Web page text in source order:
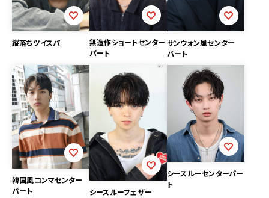
縦落ちツイスパ
無造作ショートセンター
パート
サンウォン風センター
パート
韓国風コンマセンター
パート
シースルーフェザー
シースルーセンターパー
ト